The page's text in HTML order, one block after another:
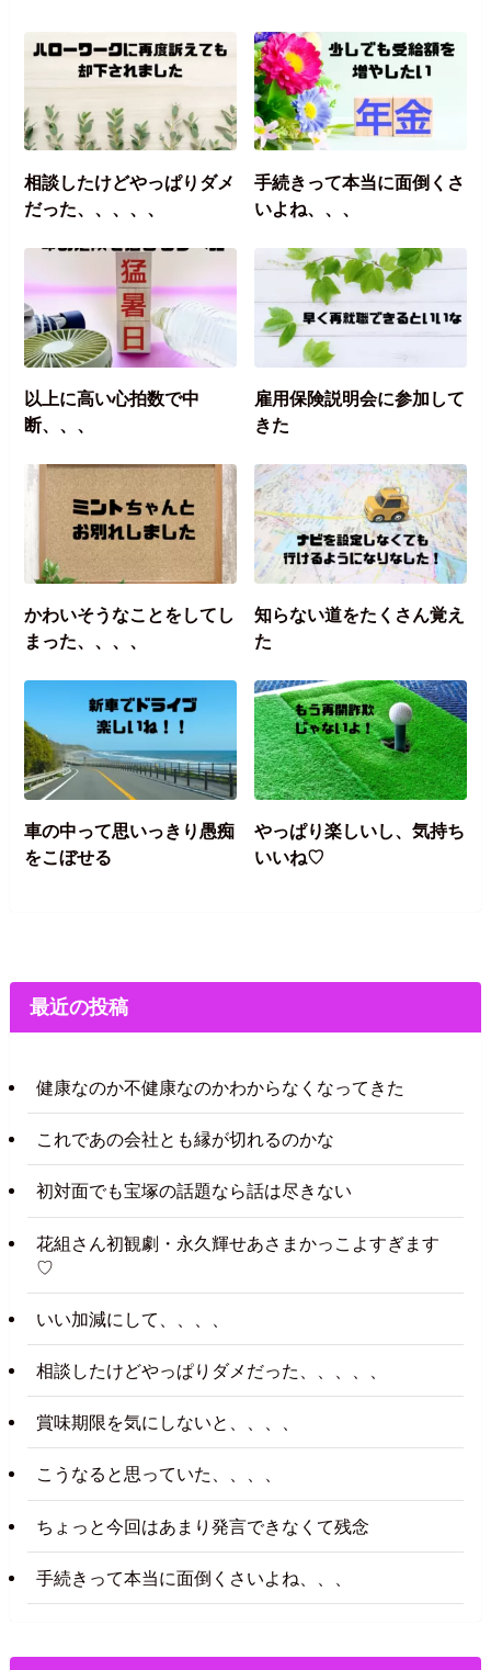
相談したけどやっぱりダメ
だった、、、、、
手続きって本当に面倒くさ
いよね、、、
以上に高い心拍数で中
断、、、
雇用保険説明会に参加して
きた
かわいそうなことをしてし
まった、、、、
知らない道をたくさん覚え
た
車の中って思いっきり愚痴
をこぼせる
やっぱり楽しいし、気持ち
いいね♡
最近の投稿
健康なのか不健康なのかわからなくなってきた
これであの会社とも縁が切れるのかな
初対面でも宝塚の話題なら話は尽きない
花組さん初観劇・永久輝せあさまかっこよすぎます
♡
いい加減にして、、、、
相談したけどやっぱりダメだった、、、、、
賞味期限を気にしないと、、、、
こうなると思っていた、、、、
ちょっと今回はあまり発言できなくて残念
手続きって本当に面倒くさいよね、、、